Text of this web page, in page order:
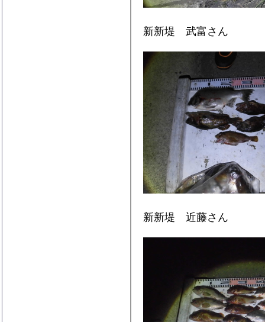
新新堤 武富さん
新新堤 近藤さん